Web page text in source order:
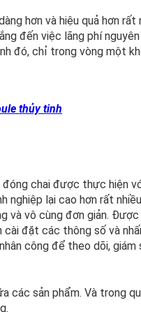
hơn và hiệu quả hơn rất
đến việc lãng phí
đó, chỉ trong vòng một
thủy tinh
chai được thực hiện
nghiệp lại cao hơn rất
vô cùng đơn giản. Được
đặt các thông số và
công để theo dõi, giám
các sản phẩm. Và trong